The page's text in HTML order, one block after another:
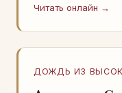
во…
Читать онлайн →
ДОЖДЬ ИЗ